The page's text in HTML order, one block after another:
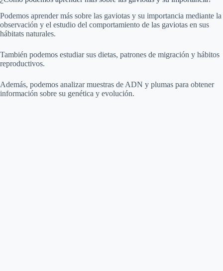
Podemos aprender más sobre las gaviotas y su importancia mediante la
observación y el estudio del comportamiento de las gaviotas en sus
hábitats naturales.
También podemos estudiar sus dietas, patrones de migración y hábitos
reproductivos.
Además, podemos analizar muestras de ADN y plumas para obtener
información sobre su genética y evolución.